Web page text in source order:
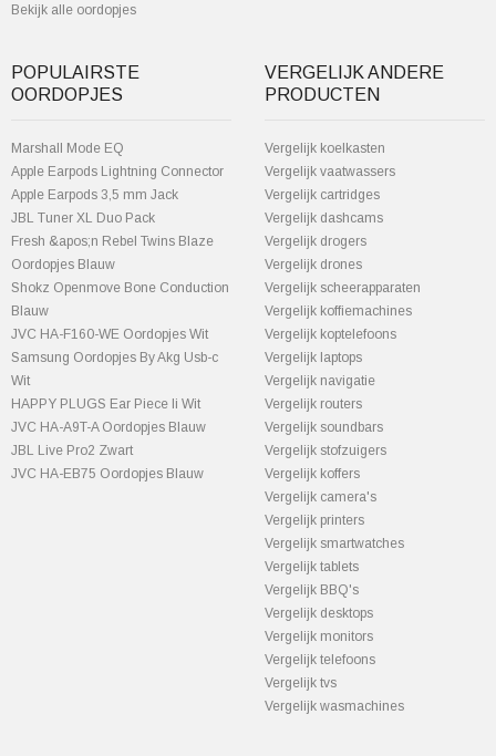
Bekijk alle oordopjes
POPULAIRSTE
OORDOPJES
Marshall Mode EQ
Apple Earpods Lightning Connector
Apple Earpods 3,5 mm Jack
JBL Tuner XL Duo Pack
Fresh &apos;n Rebel Twins Blaze
Oordopjes Blauw
Shokz Openmove Bone Conduction
Blauw
JVC HA-F160-WE Oordopjes Wit
Samsung Oordopjes By Akg Usb-c
Wit
HAPPY PLUGS Ear Piece Ii Wit
JVC HA-A9T-A Oordopjes Blauw
JBL Live Pro2 Zwart
JVC HA-EB75 Oordopjes Blauw
VERGELIJK ANDERE
PRODUCTEN
Vergelijk koelkasten
Vergelijk vaatwassers
Vergelijk cartridges
Vergelijk dashcams
Vergelijk drogers
Vergelijk drones
Vergelijk scheerapparaten
Vergelijk koffiemachines
Vergelijk koptelefoons
Vergelijk laptops
Vergelijk navigatie
Vergelijk routers
Vergelijk soundbars
Vergelijk stofzuigers
Vergelijk koffers
Vergelijk camera's
Vergelijk printers
Vergelijk smartwatches
Vergelijk tablets
Vergelijk BBQ's
Vergelijk desktops
Vergelijk monitors
Vergelijk telefoons
Vergelijk tvs
Vergelijk wasmachines